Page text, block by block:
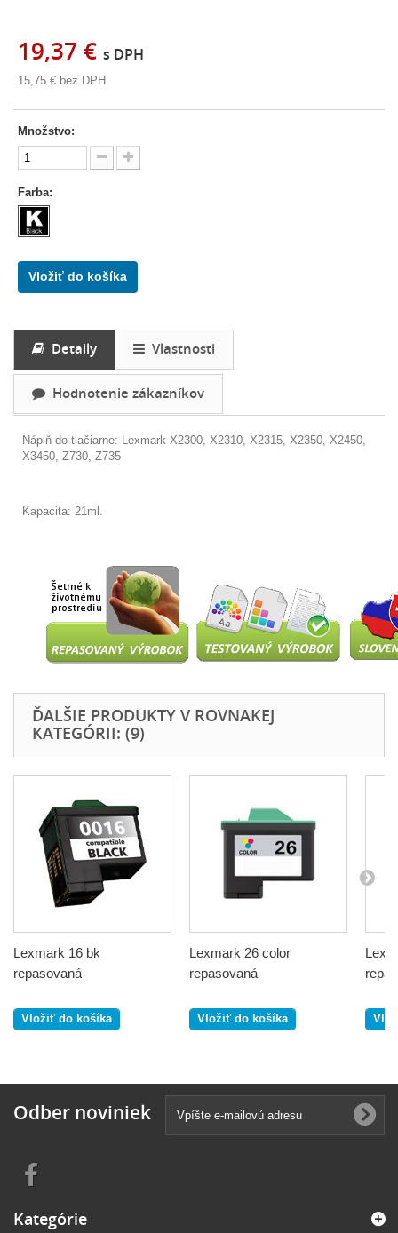
19,37 € s DPH
15,75 € bez DPH
Množstvo:
Farba:
Vložiť do košíka
Detaily Vlastnosti
Hodnotenie zákazníkov
Náplň do tlačiarne: Lexmark X2300, X2310, X2315, X2350, X2450,
X3450, Z730, Z735
Kapacita: 21ml.
ĎALŠIE PRODUKTY V ROVNAKEJ
KATEGÓRII: (9)
Lexmark 16 bk
repasovaná
Vložiť do košíka
Lexmark 26 color
repasovaná
Vložiť do košíka
Odber noviniek
Kategórie